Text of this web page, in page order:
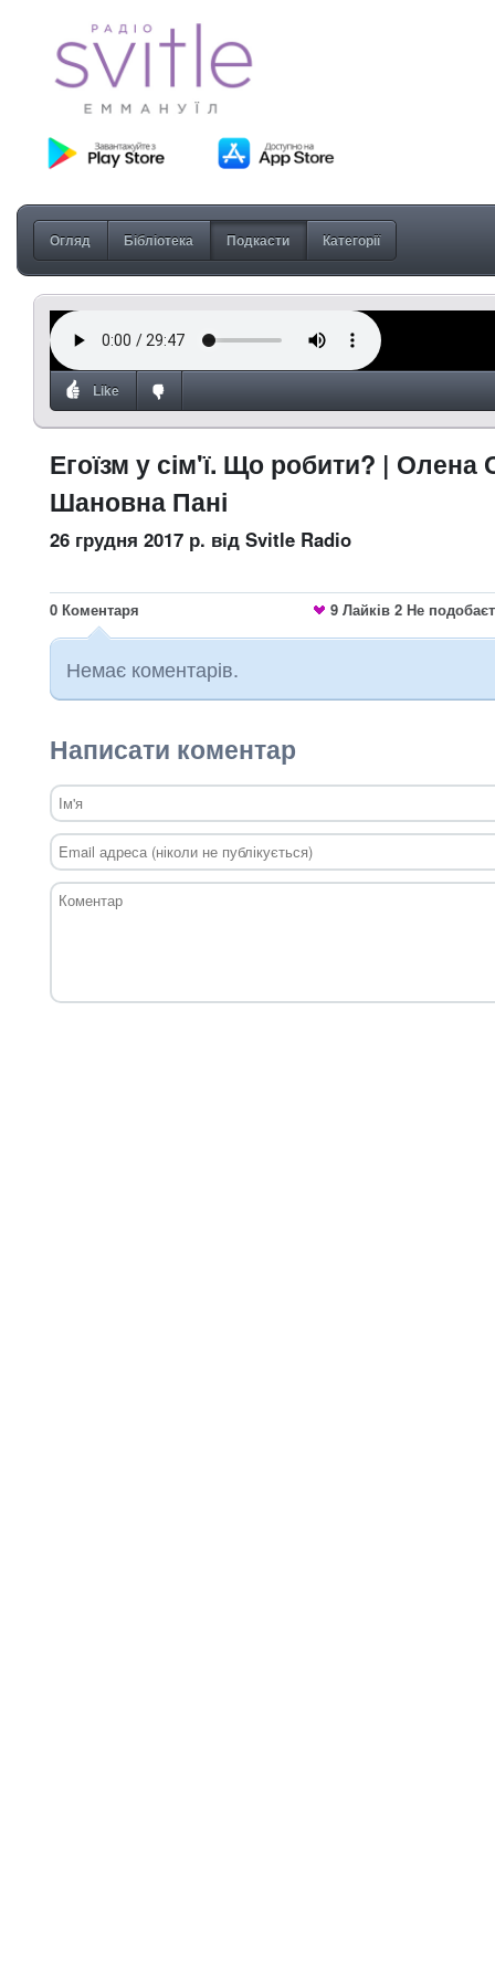
Огляд Бібліотека Подкасти Категорії
Like
Егоїзм у сім'ї. Що робити? |
Шановна Пані
26 грудня 2017 р. від Svitle Radio
9 Лайків 2 Не
0 Коментаря
Немає коментарів.
Написати коментар